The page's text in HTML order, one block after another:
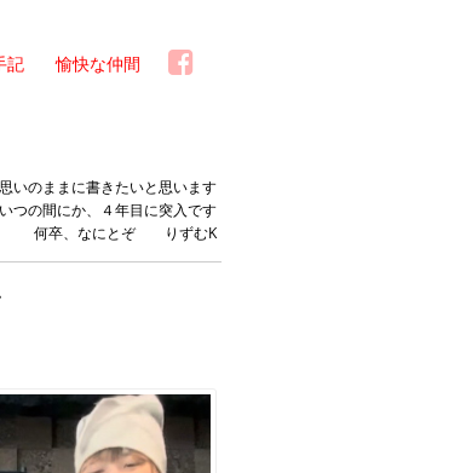
記 愉快な仲間
いのままに書きたいと思います
つの間にか、４年目に突入です
何卒、なにとぞ りずむK